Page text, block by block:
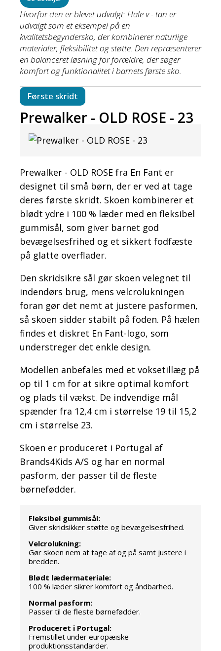
Hvorfor den er blevet udvalgt: Hale v - tan er
udvalgt som et eksempel på en
kvalitetsbegyndersko, der kombinerer naturlige
materialer, fleksibilitet og støtte. Den repræsenterer
en balanceret løsning for forældre, der søger
komfort og funktionalitet i barnets første sko.
Første skridt
Prewalker - OLD ROSE - 23
Prewalker - OLD ROSE fra En Fant er
designet til små børn, der er ved at tage
deres første skridt. Skoen kombinerer et
blødt ydre i 100 % læder med en fleksibel
gummisål, som giver barnet god
bevægelsesfrihed og et sikkert fodfæste
på glatte overflader.
Den skridsikre sål gør skoen velegnet til
indendørs brug, mens velcrolukningen
foran gør det nemt at justere pasformen,
så skoen sidder stabilt på foden. På hælen
findes et diskret En Fant-logo, som
understreger det enkle design.
Modellen anbefales med et voksetillæg på
op til 1 cm for at sikre optimal komfort
og plads til vækst. De indvendige mål
spænder fra 12,4 cm i størrelse 19 til 15,2
cm i størrelse 23.
Skoen er produceret i Portugal af
Brands4Kids A/S og har en normal
pasform, der passer til de fleste
børnefødder.
Fleksibel gummisål:
Giver skridsikker støtte og bevægelsesfrihed.
Velcrolukning:
Gør skoen nem at tage af og på samt justere i
bredden.
Blødt lædermateriale:
100 % læder sikrer komfort og åndbarhed.
Normal pasform:
Passer til de fleste børnefødder.
Produceret i Portugal:
Fremstillet under europæiske
produktionsstandarder.